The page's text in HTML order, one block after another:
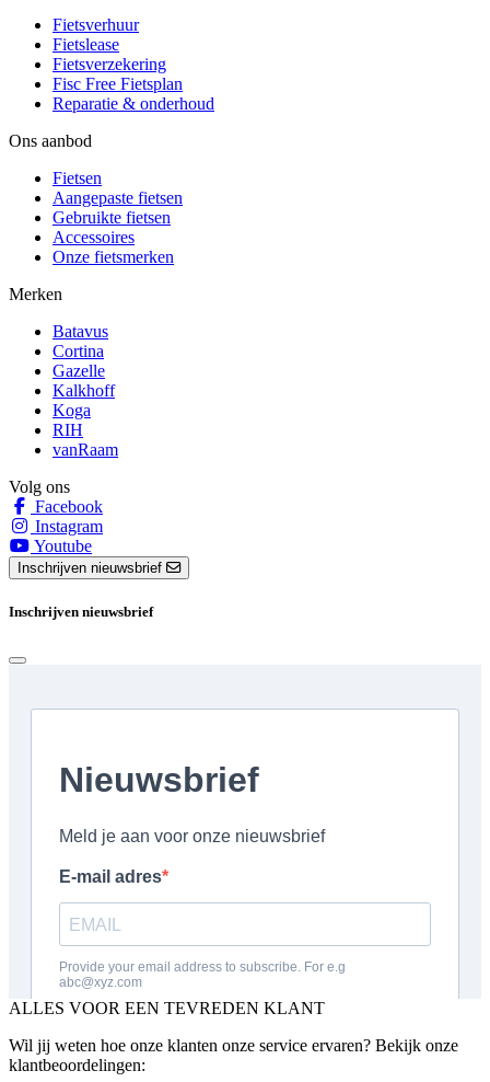
Fietsverhuur
Fietslease
Fietsverzekering
Fisc Free Fietsplan
Reparatie & onderhoud
Ons aanbod
Fietsen
Aangepaste fietsen
Gebruikte fietsen
Accessoires
Onze fietsmerken
Merken
Batavus
Cortina
Gazelle
Kalkhoff
Koga
RIH
vanRaam
Volg ons
Facebook
Instagram
Youtube
Inschrijven nieuwsbrief
Inschrijven nieuwsbrief
ALLES VOOR EEN TEVREDEN KLANT
Wil jij weten hoe onze klanten onze service ervaren? Bekijk onze
klantbeoordelingen: